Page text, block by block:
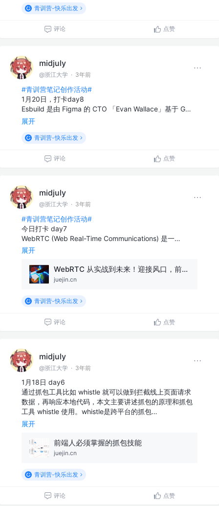
青训营-快乐出发
评论 点赞
midjuly
@浙江大学 · 3年前
#青训营笔记创作活动#
1月20日，打卡day8
Esbuild 是由 Figma 的 CTO 「Evan Wallace」基于 G…
展开
青训营-快乐出发
评论 点赞
midjuly
@浙江大学 · 3年前
#青训营笔记创作活动#
今日打卡 day7
WebRTC (Web Real-Time Communications) 是一…
展开
WebRTC 从实战到未来！迎接风口，前端必学的技术🔥
juejin.cn
青训营-快乐出发
评论 点赞
midjuly
@浙江大学 · 3年前
1月18日 day6
通过抓包工具比如 whistle 就可以做到拦截线上页面请求
数据，再响应本地代码，本文主要讲述抓包的原理和抓包
工具 whistle 使用。whistle是跨平台的抓包…
展开
前端人必须掌握的抓包技能
juejin.cn
青训营-快乐出发
评论 点赞